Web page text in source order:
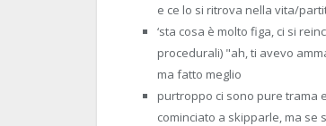
e ce lo si ritrova nella vita/
‘sta cosa è molto figa, ci si
procedurali) "ah, ti avevo
ma fatto meglio
purtroppo ci sono pure trama
cominciato a skipparle, ma se